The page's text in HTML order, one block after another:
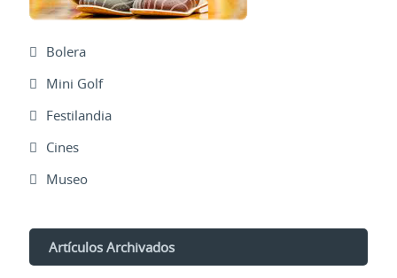
Bolera
Mini Golf
Festilandia
Cines
Museo
Artículos Archivados